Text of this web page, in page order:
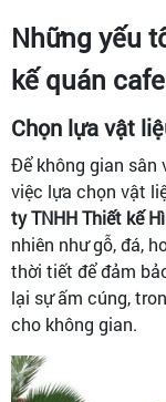
Những yếu
kế quán
Chọn lựa vật
Để không gian sân
việc lựa chọn vật
ty TNHH Thiết kế
nhiên như gỗ, đá,
thời tiết để đảm
lại sự ấm cúng,
cho không gian.